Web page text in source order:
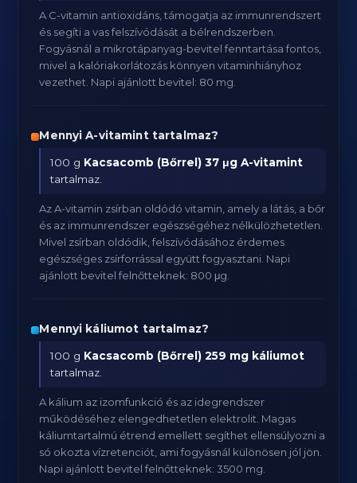
A C-vitamin antioxidáns, támogatja az immunrendszert
és segíti a vas felszívódását a bélrendszerben.
Fogyásnál a mikrotápanyag-bevitel fenntartása fontos,
mivel a kalóriakorlátozás könnyen vitaminhiányhoz
vezethet. Napi ajánlott bevitel: 80 mg.
Mennyi A-vitamint tartalmaz?
100 g Kacsacomb (Bőrrel) 37 μg A-vitamint
tartalmaz.
Az A-vitamin zsírban oldódó vitamin, amely a látás, a bőr
és az immunrendszer egészségéhez nélkülözhetetlen.
Mivel zsírban oldódik, felszívódásához érdemes
egészséges zsírforrással együtt fogyasztani. Napi
ajánlott bevitel felnőtteknek: 800 μg.
Mennyi káliumot tartalmaz?
100 g Kacsacomb (Bőrrel) 259 mg káliumot
tartalmaz.
A kálium az izomfunkció és az idegrendszer
működéséhez elengedhetetlen elektrolit. Magas
káliumtartalmú étrend emellett segíthet ellensúlyozni a
só okozta vízretenciót, ami fogyásnál különösen jól jön.
Napi ajánlott bevitel felnőtteknek: 3500 mg.